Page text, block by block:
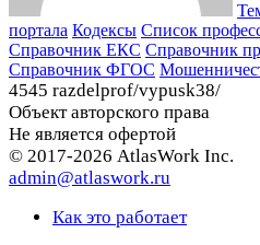
портала Кодексы Cписок
Справочник ЕКС Справочник
Справочник ФГОС
4545 razdelprof/vypusk38/
Объект авторского права
Не является офертой
© 2017-2026 AtlasWork Inc.
admin@atlaswork.ru
Как это работает